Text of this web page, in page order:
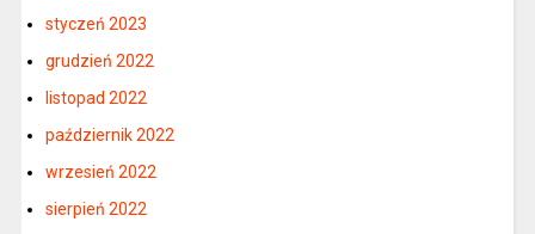
styczeń 2023
grudzień 2022
listopad 2022
październik 2022
wrzesień 2022
sierpień 2022